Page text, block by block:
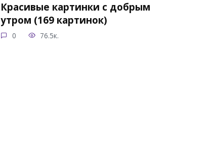
Красивые картинки с добрым
утром (169 картинок)
0 76.5к.